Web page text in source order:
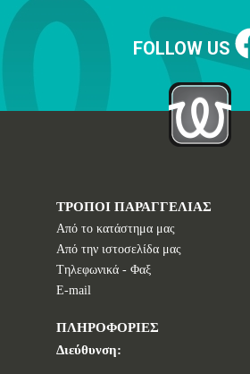
FOLLOW US
ΤΡΟΠΟΙ ΠΑΡΑΓΓΕΛΙΑΣ
Από το κατάστημα μας
Από την ιστοσελίδα μας
Tηλεφωνικά - Φαξ
E-mail
ΠΛΗΡΟΦΟΡΙΕΣ
Διεύθυνση: